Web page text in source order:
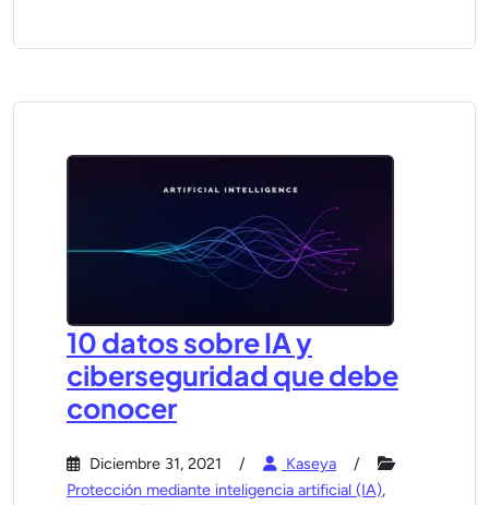
10 datos sobre IA y
ciberseguridad que debe
conocer
Diciembre 31, 2021
Kaseya
Protección mediante inteligencia artificial (IA),